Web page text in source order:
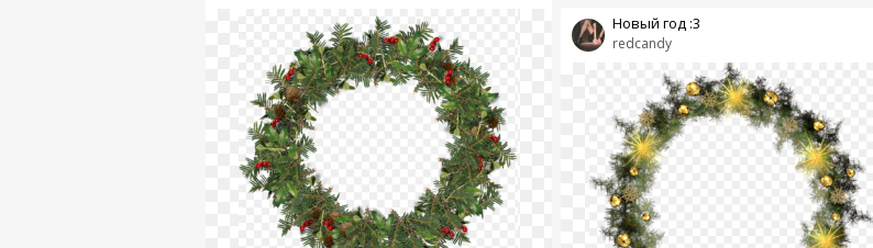
redcandy
Новый год :3